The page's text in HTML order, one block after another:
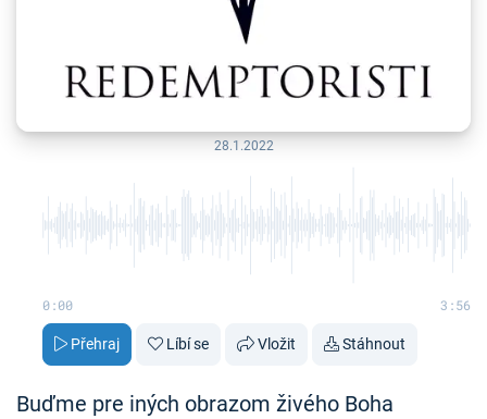
28.1.2022
0:00 3:56
Přehraj Líbí se Vložit Stáhnout
Buďme pre iných obrazom živého Boha